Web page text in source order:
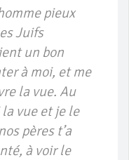
pieux
Juifs
un bon
à moi, et me
la vue. Au
vue et je le
pères t’a
à voir le